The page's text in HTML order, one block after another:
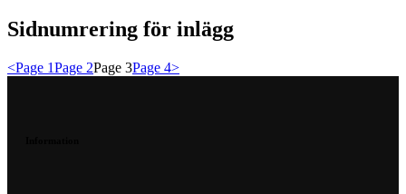
Sidnumrering för inlägg
<Page 1Page 2Page 3Page 4>